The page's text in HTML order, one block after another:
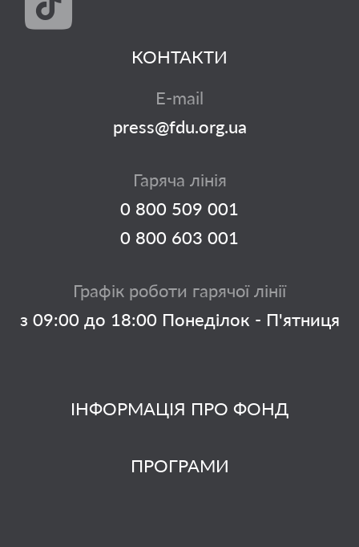
ІНФОРМАЦІЯ ПРО ФОНД
ПРОГРАМИ
КОНТАКТИ
E-mail
press@fdu.org.ua
Гаряча лінія
0 800 509 001
0 800 603 001
Графік роботи гарячої лінії
з 09:00 до 18:00 Понеділок - П'ятниця